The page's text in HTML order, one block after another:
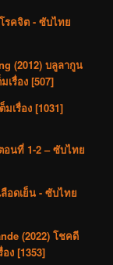
รคจิต - ซับไทย
(2012) บลูลากูน
เรื่อง [507]
เรื่อง [1031]
อนที่ 1-2 – ซับไทย
อดเย็น - ซับไทย
(2022) โชคดี
ง [1353]